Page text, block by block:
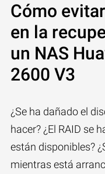
Cómo
en la
un NAS
2600 V3
¿Se ha dañado el
hacer? ¿El RAID se
están disponibles?
mientras está